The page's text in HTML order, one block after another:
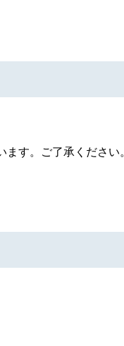
す。ご了承ください。